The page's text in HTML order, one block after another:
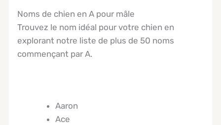
Noms de chien en A pour mâle
Trouvez le nom idéal pour votre chien en
explorant notre liste de plus de 50 noms
commençant par A.
Aaron
Ace